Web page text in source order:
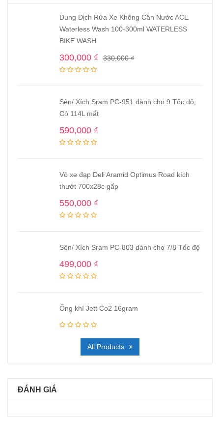
Dung Dịch Rửa Xe Không Cần Nước ACE
Waterless Wash 100-300ml WATERLESS
BIKE WASH
330,000₫
300,000 ₫
Sên/ Xích Sram PC-951 dành cho 9 Tốc độ,
Có 114L mắt
590,000 ₫
Vỏ xe đạp Deli Aramid Optimus Road kích
thướt 700x28c gấp
550,000 ₫
Sên/ Xích Sram PC-803 dành cho 7/8 Tốc độ
499,000 ₫
Ống khí Jett Co2 16gram
All Products
ĐÁNH GIÁ